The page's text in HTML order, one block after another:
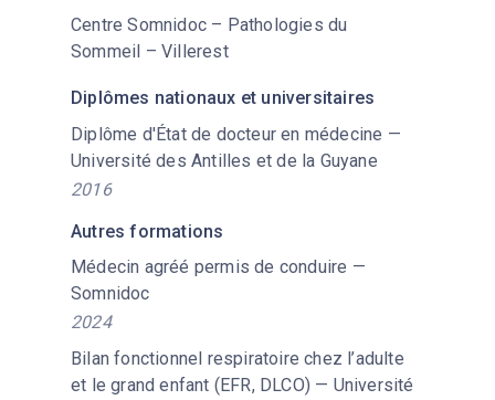
Diplôme d'État de docteur en médecine —
Université des Antilles et de la Guyane
Centre Somnidoc – Pathologies du
Sommeil – Villerest
Médecin agréé permis de conduire —
Somnidoc
2024
Bilan fonctionnel respiratoire chez l’adulte
et le grand enfant (EFR, DLCO) — Université
2016
Diplômes nationaux et universitaires
Autres formations